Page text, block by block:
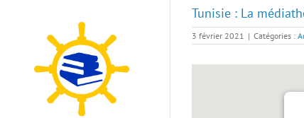
Tunisie : La
3 février 2021 | Catégories :